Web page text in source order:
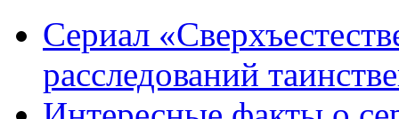
Сериал
расследований